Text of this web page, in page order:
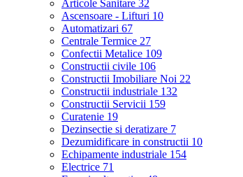
Articole Sanitare 32
Ascensoare - Lifturi 10
Automatizari 67
Centrale Termice 27
Confectii Metalice 109
Constructii civile 106
Constructii Imobiliare Noi 22
Constructii industriale 132
Constructii Servicii 159
Curatenie 19
Dezinsectie si deratizare 7
Dezumidificare in constructii 10
Echipamente industriale 154
Electrice 71